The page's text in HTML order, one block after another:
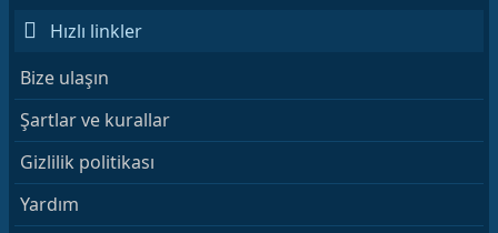
Hızlı linkler
Bize ulaşın
Şartlar ve kurallar
Gizlilik politikası
Yardım